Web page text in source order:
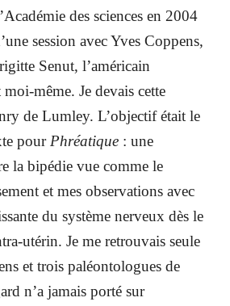
des sciences en 2004
session avec Yves Coppens,
Senut, l’américain
même. Je devais cette
de Lumley. L’objectif était le
pour Phréatique : une
la bipédie vue comme le
et mes observations avec
du système nerveux dès le
utérin. Je me retrouvais seule
et trois paléontologues de
n’a jamais porté sur